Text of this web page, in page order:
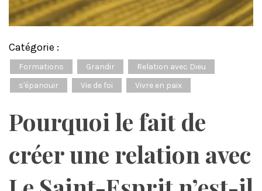
Catégorie :
Formations Grandir
Relation avec Dieu
s'épanouir
Vie de foi Vivre en paix
Pourquoi le fait de
créer une relation avec